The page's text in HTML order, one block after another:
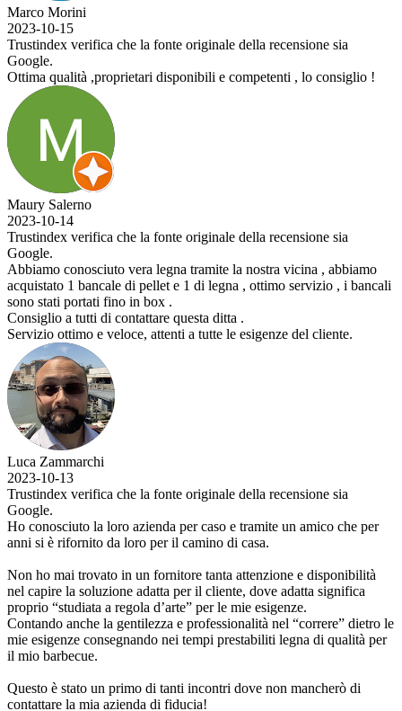
Marco Morini
2023-10-15
Trustindex verifica che la fonte originale della recensione sia
Google.
Ottima qualità ,proprietari disponibili e competenti , lo consiglio !
Maury Salerno
2023-10-14
Trustindex verifica che la fonte originale della recensione sia
Google.
Abbiamo conosciuto vera legna tramite la nostra vicina , abbiamo
acquistato 1 bancale di pellet e 1 di legna , ottimo servizio , i bancali
sono stati portati fino in box .
Consiglio a tutti di contattare questa ditta .
Servizio ottimo e veloce, attenti a tutte le esigenze del cliente.
Luca Zammarchi
2023-10-13
Trustindex verifica che la fonte originale della recensione sia
Google.
Ho conosciuto la loro azienda per caso e tramite un amico che per
anni si è rifornito da loro per il camino di casa.
Non ho mai trovato in un fornitore tanta attenzione e disponibilità
nel capire la soluzione adatta per il cliente, dove adatta significa
proprio “studiata a regola d’arte” per le mie esigenze.
Contando anche la gentilezza e professionalità nel “correre” dietro le
mie esigenze consegnando nei tempi prestabiliti legna di qualità per
il mio barbecue.
Questo è stato un primo di tanti incontri dove non mancherò di
contattare la mia azienda di fiducia!